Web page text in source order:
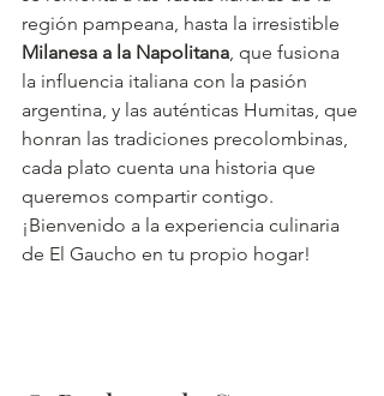
región pampeana, hasta la irresistible
Milanesa a la Napolitana, que fusiona
la influencia italiana con la pasión
argentina, y las auténticas Humitas, que
honran las tradiciones precolombinas,
cada plato cuenta una historia que
queremos compartir contigo.
¡Bienvenido a la experiencia culinaria
de El Gaucho en tu propio hogar!